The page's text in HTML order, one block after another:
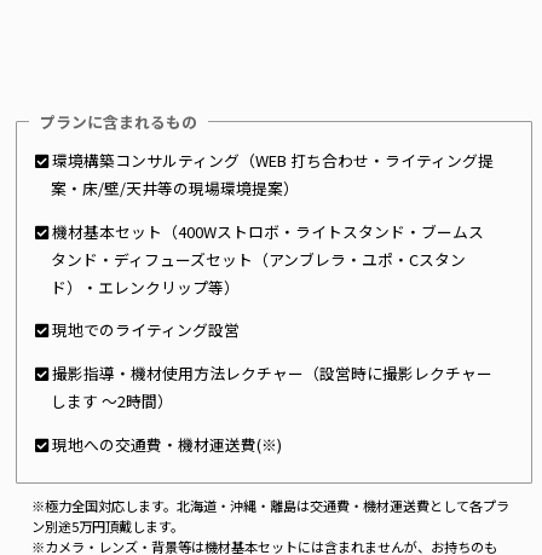
プランに含まれるもの
環境構築コンサルティング（WEB 打ち合わせ・ライティング提
案・床/壁/天井等の現場環境提案）
機材基本セット（400Wストロボ・ライトスタンド・ブームス
タンド・ディフューズセット（アンブレラ・ユポ・Cスタン
ド）・エレンクリップ等）
現地でのライティング設営
撮影指導・機材使用方法レクチャー（設営時に撮影レクチャー
します 〜2時間）
現地への交通費・機材運送費(※)
※極力全国対応します。北海道・沖縄・離島は交通費・機材運送費として各プラ
ン別途5万円頂戴します。
※カメラ・レンズ・背景等は機材基本セットには含まれませんが、お持ちのも